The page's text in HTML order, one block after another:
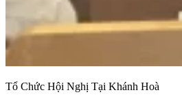
Tổ Chức Hội Nghị Tại Khánh Hoà